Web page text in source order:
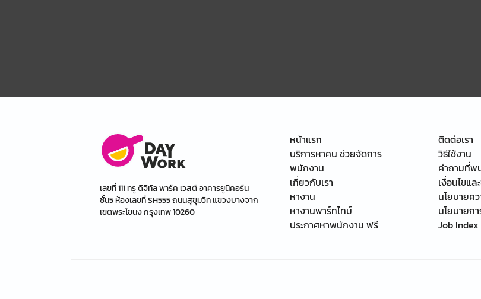
เลขที่ 111 ทรู ดิจิทัล พาร์ค เวสต์ อาคารยูนิคอร์น
ชั้น5 ห้องเลขที่ SH555 ถนนสุขุมวิท แขวงบางจาก
เขตพระโขนง กรุงเทพ 10260
หน้าแรก
บริการหาคน ช่วยจัดการ
พนักงาน
เกี่ยวกับเรา
หางาน
หางานพาร์ทไทม์
ประกาศหาพนักงาน ฟรี
ติดต่อเรา
วิธีใช้งาน
คำถามที่พ
เงื่อนไขแ
นโยบายค
นโยบายก
Job Index